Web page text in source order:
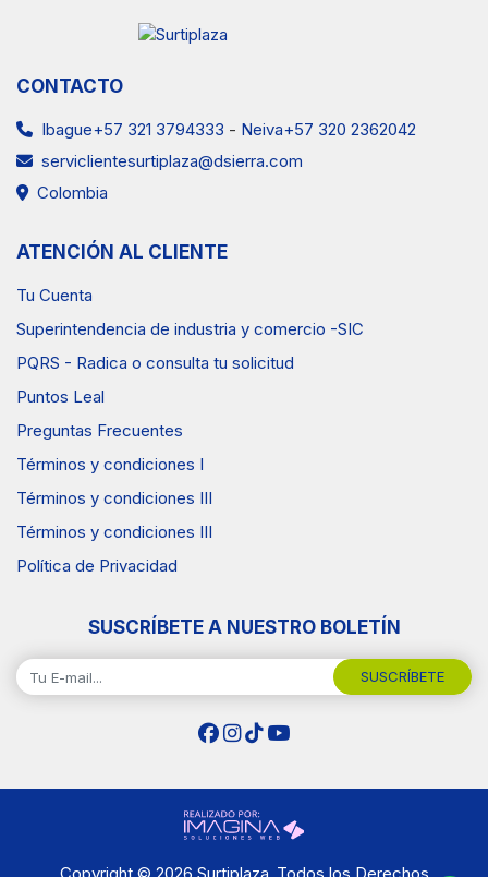
CONTACTO
Ibague+57 321 3794333 - Neiva+57 320 2362042
serviclientesurtiplaza@dsierra.com
Colombia
ATENCIÓN AL CLIENTE
Tu Cuenta
Superintendencia de industria y comercio -SIC
PQRS - Radica o consulta tu solicitud
Puntos Leal
Preguntas Frecuentes
Términos y condiciones I
Términos y condiciones III
Términos y condiciones III
Política de Privacidad
SUSCRÍBETE A NUESTRO BOLETÍN
SUSCRÍBETE